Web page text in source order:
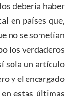
debería haber
en países que,
no se sometían
los verdaderos
sola un artículo
y el encargado
estas últimas